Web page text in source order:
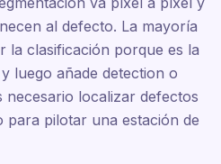
al defecto. La mayoría
la clasificación porque es la
luego añade detection o
necesario localizar defectos
para pilotar una estación de